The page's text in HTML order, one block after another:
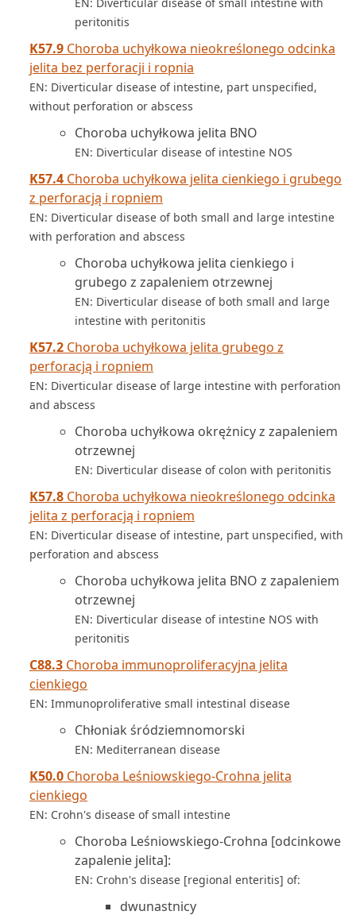
peritonitis
K57.9 Choroba uchyłkowa nieokreślonego odcinka
jelita bez perforacji i ropnia
EN: Diverticular disease of intestine, part unspecified,
without perforation or abscess
Choroba uchyłkowa jelita BNO
EN: Diverticular disease of intestine NOS
K57.4 Choroba uchyłkowa jelita cienkiego i grubego
z perforacją i ropniem
EN: Diverticular disease of both small and large intestine
with perforation and abscess
Choroba uchyłkowa jelita cienkiego i
grubego z zapaleniem otrzewnej
EN: Diverticular disease of both small and large
intestine with peritonitis
K57.2 Choroba uchyłkowa jelita grubego z
perforacją i ropniem
EN: Diverticular disease of large intestine with perforation
and abscess
Choroba uchyłkowa okrężnicy z zapaleniem
otrzewnej
EN: Diverticular disease of colon with peritonitis
K57.8 Choroba uchyłkowa nieokreślonego odcinka
jelita z perforacją i ropniem
EN: Diverticular disease of intestine, part unspecified, with
perforation and abscess
Choroba uchyłkowa jelita BNO z zapaleniem
otrzewnej
EN: Diverticular disease of intestine NOS with
peritonitis
C88.3 Choroba immunoproliferacyjna jelita
cienkiego
EN: Immunoproliferative small intestinal disease
Chłoniak śródziemnomorski
EN: Mediterranean disease
K50.0 Choroba Leśniowskiego-Crohna jelita
cienkiego
EN: Crohn's disease of small intestine
Choroba Leśniowskiego-Crohna [odcinkowe
zapalenie jelita]:
EN: Crohn's disease [regional enteritis] of:
dwunastnicy